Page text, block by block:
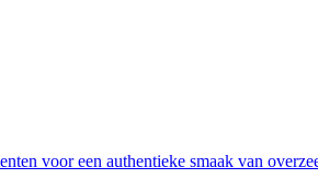
voor een authentieke smaak van